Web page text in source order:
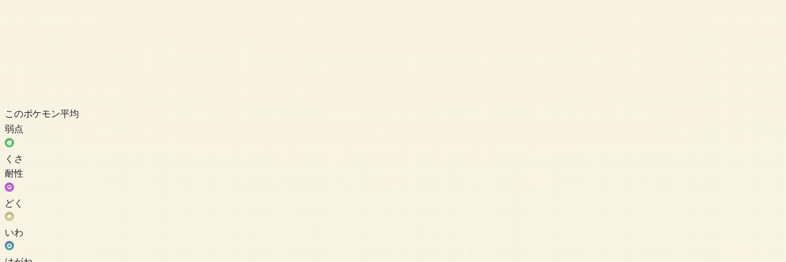
このポケモン平均
弱点
くさ
耐性
どく
いわ